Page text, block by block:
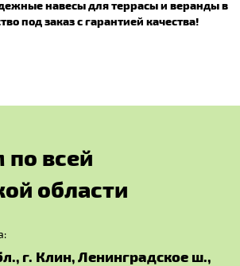
навесы для террасы и веранды в
под заказ с гарантией качества!
по всей
ой области
г. Клин, Ленинградское ш.,